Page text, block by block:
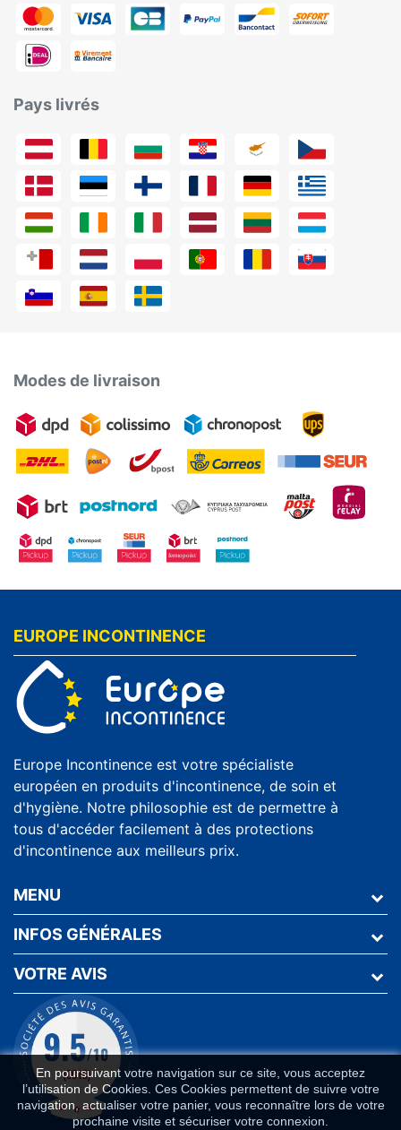
Pays livrés
Modes de livraison
EUROPE INCONTINENCE
Europe Incontinence est votre spécialiste
européen en produits d'incontinence, de soin et
d'hygiène. Notre philosophie est de permettre à
tous d'accéder facilement à des protections
d'incontinence aux meilleurs prix.
MENU
INFOS GÉNÉRALES
En poursuivant votre navigation sur ce site, vous acceptez
l’utilisation de Cookies. Ces Cookies permettent de suivre votre
navigation, actualiser votre panier, vous reconnaître lors de votre
prochaine visite et sécuriser votre connexion.
VOTRE AVIS